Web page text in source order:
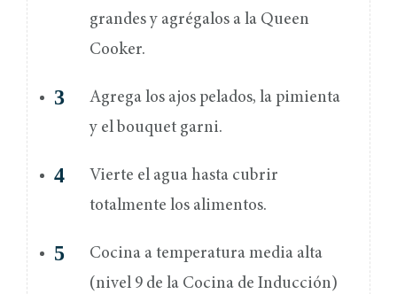
grandes y agrégalos a la Queen
Cooker.
Agrega los ajos pelados, la pimienta
y el bouquet garni.
Vierte el agua hasta cubrir
totalmente los alimentos.
Cocina a temperatura media alta
(nivel 9 de la Cocina de Inducción)